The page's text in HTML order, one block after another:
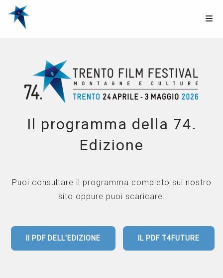
Il programma della 74.
Edizione
Puoi consultare il programma completo sul nostro
sito oppure puoi scaricare:
Il PDF DELL'EDIZIONE IL PDF T4FUTURE